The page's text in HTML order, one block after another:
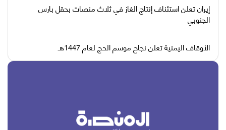
إيران تعلن استئناف إنتاج الغاز في ثلاث منصات بحقل بارس
الجنوبي
الأوقاف اليمنية تعلن نجاح موسم الحج لعام 1447هـ